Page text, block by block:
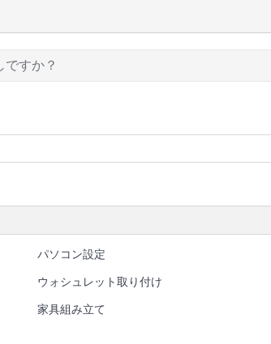
パソコン設定
ウォシュレット取り付け
家具組み立て